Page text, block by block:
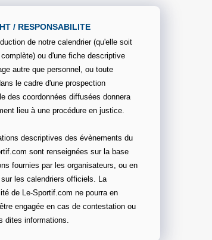
/ RESPONSABILITE
de notre calendrier (qu'elle soit
ou d'une fiche descriptive
autre que personnel, ou toute
le cadre d'une prospection
des coordonnées diffusées donnera
lieu à une procédure en justice.
descriptives des évènements du
sont renseignées sur la base
fournies par les organisateurs, ou en
les calendriers officiels. La
de Le-Sportif.com ne pourra en
engagée en cas de contestation ou
dites informations.